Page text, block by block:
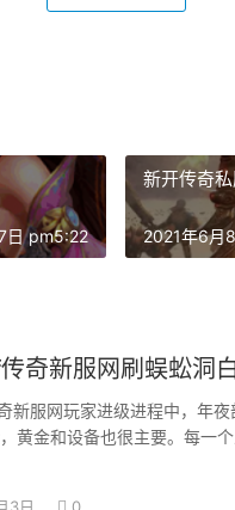
日 pm5:22
新开传奇
2021年6月
奇新服网刷蜈蚣洞
新服网玩家进级进程中，年
黄金和设备也很主要。每一